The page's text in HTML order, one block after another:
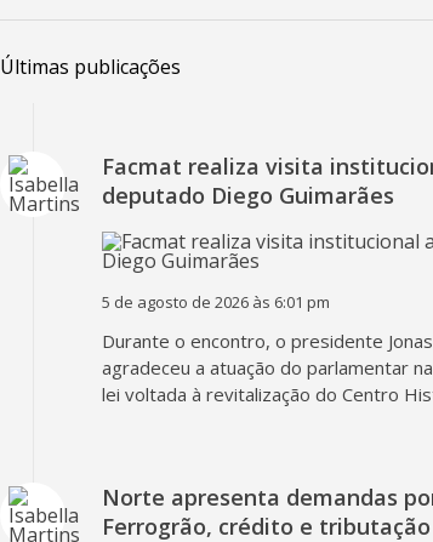
Últimas publicações
Facmat realiza visita
deputado Diego Guimarães
5 de agosto de 2026 às 6:01 pm
Durante o encontro, o presidente
agradeceu a atuação do parlamentar
lei voltada à revitalização do Centro
Norte apresenta demandas
Ferrogrão, crédito e tributação